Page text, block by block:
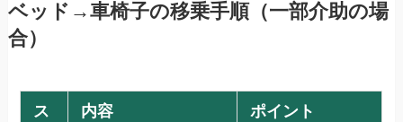
ベッド→車椅子の移乗手順（一部介助の場
合）
ス
内容 ポイント